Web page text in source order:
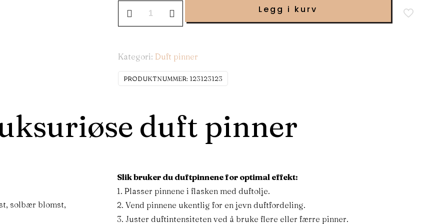
Legg i kurv
Kategori: Duft pinner
PRODUKTNUMMER: 123123123
duft pinner
solbær blomst,
Slik bruker du duftpinnene for optimal effekt:
1. Plasser pinnene i flasken med duftolje.
2. Vend pinnene ukentlig for en jevn duftfordeling.
3. Juster duftintensiteten ved å bruke flere eller færre pinner.